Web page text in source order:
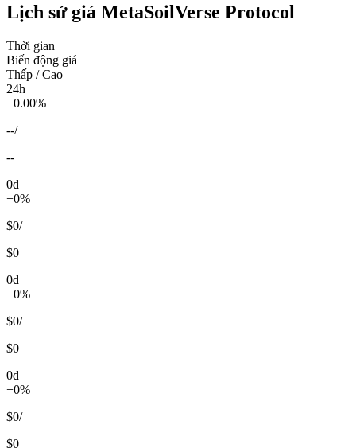
Lịch sử giá MetaSoilVerse Protocol
Thời gian
Biến động giá
Thấp / Cao
24h
+0.00%
--/
--
0d
+0%
$0/
$0
0d
+0%
$0/
$0
0d
+0%
$0/
$0